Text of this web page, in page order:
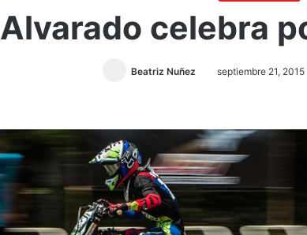
Alvarado celebra
Beatriz Nuñez septiembre 21, 2015